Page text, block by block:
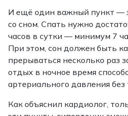
И ещё один важный пункт —
со сном. Спать нужно
часов в сутки — минимум 7
При этом, сон должен быть
прерываться несколько раз
отдых в ночное время
артериального давления без
Как объяснил кардиолог,